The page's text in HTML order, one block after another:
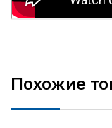
Похожие